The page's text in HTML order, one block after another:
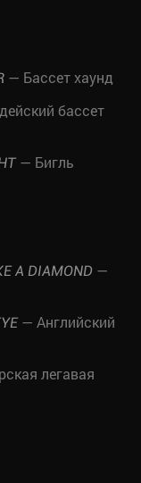
— Бассет хаунд
бассет
— Бигль
A DIAMOND —
— Английский
легавая